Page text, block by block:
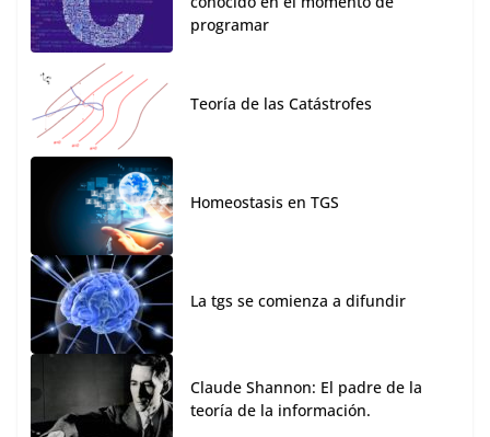
programar
Teoría de las Catástrofes
Homeostasis en TGS
La tgs se comienza a difundir
Claude Shannon: El padre de la
teoría de la información.